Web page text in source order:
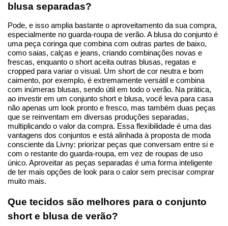
blusa separadas?
Pode, e isso amplia bastante o aproveitamento da sua compra,
especialmente no guarda-roupa de verão. A blusa do conjunto é
uma peça coringa que combina com outras partes de baixo,
como saias, calças e jeans, criando combinações novas e
frescas, enquanto o short aceita outras blusas, regatas e
cropped para variar o visual. Um short de cor neutra e bom
caimento, por exemplo, é extremamente versátil e combina
com inúmeras blusas, sendo útil em todo o verão. Na prática,
ao investir em um conjunto short e blusa, você leva para casa
não apenas um look pronto e fresco, mas também duas peças
que se reinventam em diversas produções separadas,
multiplicando o valor da compra. Essa flexibilidade é uma das
vantagens dos conjuntos e está alinhada à proposta de moda
consciente da Livny: priorizar peças que conversam entre si e
com o restante do guarda-roupa, em vez de roupas de uso
único. Aproveitar as peças separadas é uma forma inteligente
de ter mais opções de look para o calor sem precisar comprar
muito mais.
Que tecidos são melhores para o conjunto
short e blusa de verão?